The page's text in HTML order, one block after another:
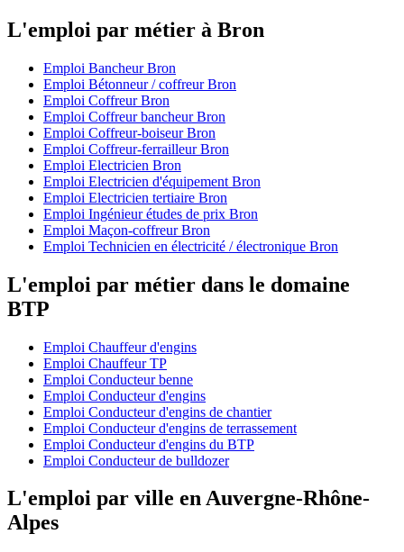
L'emploi par métier à Bron
Emploi Bancheur Bron
Emploi Bétonneur / coffreur Bron
Emploi Coffreur Bron
Emploi Coffreur bancheur Bron
Emploi Coffreur-boiseur Bron
Emploi Coffreur-ferrailleur Bron
Emploi Electricien Bron
Emploi Electricien d'équipement Bron
Emploi Electricien tertiaire Bron
Emploi Ingénieur études de prix Bron
Emploi Maçon-coffreur Bron
Emploi Technicien en électricité / électronique Bron
L'emploi par métier dans le domaine
BTP
Emploi Chauffeur d'engins
Emploi Chauffeur TP
Emploi Conducteur benne
Emploi Conducteur d'engins
Emploi Conducteur d'engins de chantier
Emploi Conducteur d'engins de terrassement
Emploi Conducteur d'engins du BTP
Emploi Conducteur de bulldozer
L'emploi par ville en Auvergne-Rhône-
Alpes